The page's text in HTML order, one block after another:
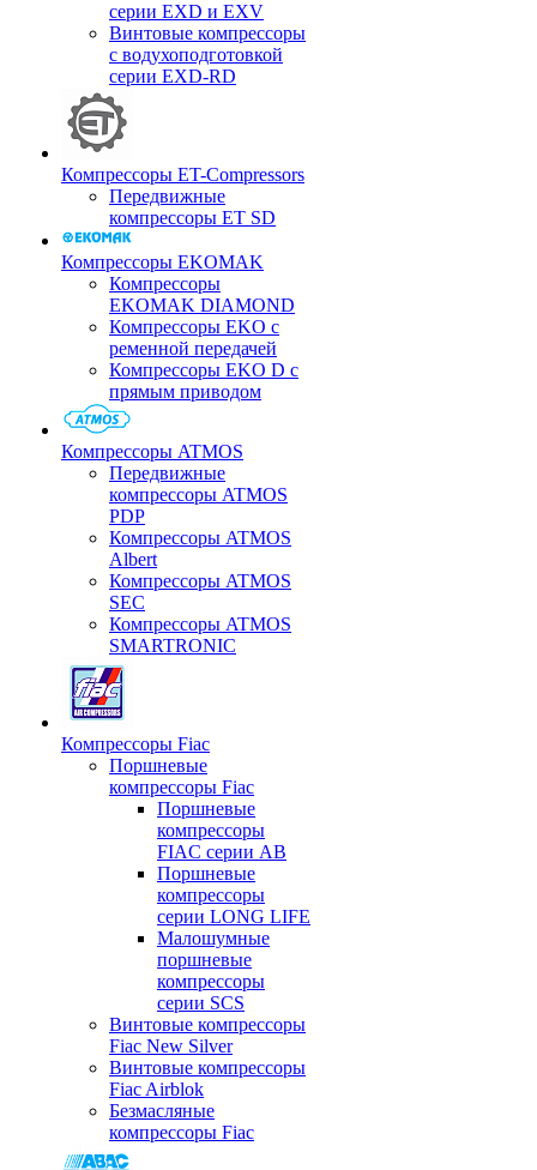
серии EXD и EXV
Винтовые компрессоры
с водухоподготовкой
серии EXD-RD
Компрессоры ET-Compressors
Передвижные
компрессоры ET SD
Компрессоры EKOMAK
Компрессоры
EKOMAK DIAMOND
Компрессоры EKO c
ременной передачей
Компрессоры EKO D с
прямым приводом
Компрессоры ATMOS
Передвижные
компрессоры ATMOS
PDP
Компрессоры ATMOS
Albert
Компрессоры ATMOS
SEC
Компрессоры ATMOS
SMARTRONIC
Компрессоры Fiac
Поршневые
компрессоры Fiac
Поршневые
компрессоры
FIAC серии AB
Поршневые
компрессоры
серии LONG LIFE
Малошумные
поршневые
компрессоры
серии SCS
Винтовые компрессоры
Fiac New Silver
Винтовые компрессоры
Fiac Airblok
Безмасляные
компрессоры Fiac